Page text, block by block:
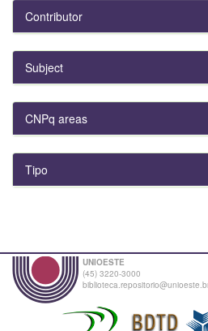
Contributor
Subject
CNPq areas
Tipo
UNIOESTE
(45) 3220-3000